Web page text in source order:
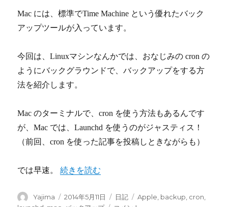
Mac には、標準でTime Machine という優れたバック
アップツールが入っています。
今回は、Linuxマシンなんかでは、おなじみの cron の
ようにバックグラウンドで、バックアップをする方
法を紹介します。
Mac のターミナルで、cron を使う方法もあるんです
が、Mac では、Launchd を使うのがジャスティス！
（前回、cron を使った記事を投稿しときながらも）
では早速。“[Mac] launchd で cron のようにディレクトリ
続きを読む
投
Yajima
投
2014年5月11日
カ
日記
タ
Apple backup cron